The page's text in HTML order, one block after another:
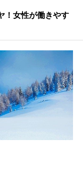
！女性が働きやす